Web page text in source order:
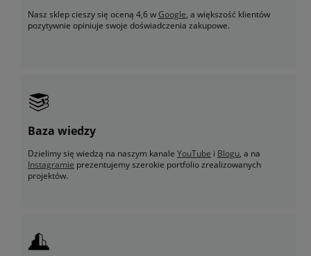
Nasz sklep cieszy się oceną 4,6 wGoogle, a większość klientów
pozytywnie opiniuje swoje doświadczenia zakupowe.
Baza wiedzy
Dzielimy się wiedzą na naszym kanale YouTube i Blogu, a na
Instagramie prezentujemy szerokie portfolio zrealizowanych
projektów.